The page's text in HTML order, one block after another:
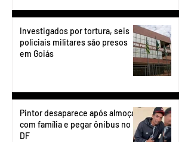
Investigados por tortura, seis
policiais militares são presos
em Goiás
Pintor desaparece após almoçar
com família e pegar ônibus no
DF